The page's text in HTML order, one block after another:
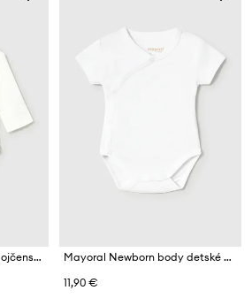
Mayoral Newborn body dojčenské bavlnené
Mayoral Newborn body detské bavlnené
11,90 €